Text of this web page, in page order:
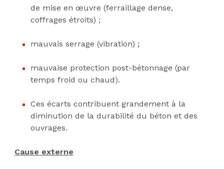
de mise en œuvre (ferraillage dense,
coffrages étroits) ;
mauvais serrage (vibration) ;
mauvaise protection post-bétonnage (par
temps froid ou chaud).
Ces écarts contribuent grandement à la
diminution de la durabilité du béton et des
ouvrages.
Cause externe